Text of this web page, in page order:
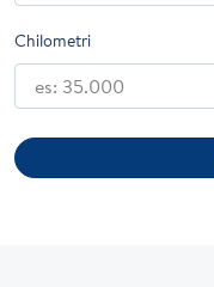
Chilometri